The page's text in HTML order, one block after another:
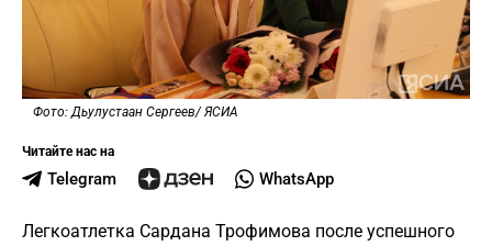
Фото: Дьулустаан Сергеев/ ЯСИА
Читайте нас на
Telegram WhatsApp
Легкоатлетка Сардана Трофимова после успешного